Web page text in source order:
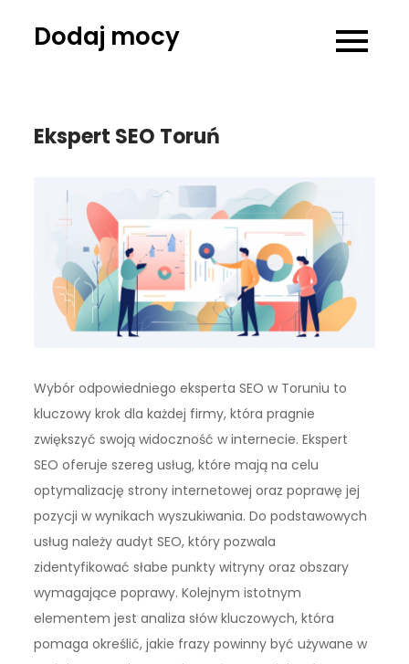
Dodaj mocy
Ekspert SEO Toruń
Wybór odpowiedniego eksperta SEO w Toruniu to
kluczowy krok dla każdej firmy, która pragnie
zwiększyć swoją widoczność w internecie. Ekspert
SEO oferuje szereg usług, które mają na celu
optymalizację strony internetowej oraz poprawę jej
pozycji w wynikach wyszukiwania. Do podstawowych
usług należy audyt SEO, który pozwala
zidentyfikować słabe punkty witryny oraz obszary
wymagające poprawy. Kolejnym istotnym
elementem jest analiza słów kluczowych, która
pomaga określić, jakie frazy powinny być używane w